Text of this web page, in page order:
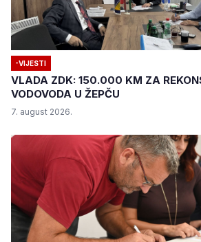
-VIJESTI
VLADA ZDK: 150.000 KM ZA
VODOVODA U ŽEPČU
7. august 2026.